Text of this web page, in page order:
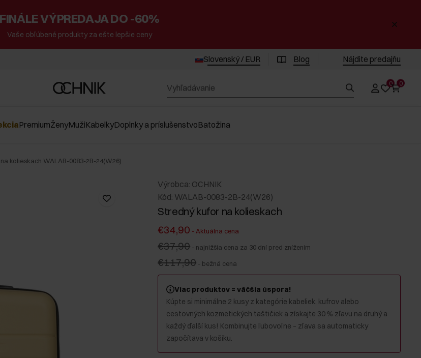
FINÁLE VÝPREDAJA DO -60%
Vaše obľúbené produkty za ešte lepšie ceny
Slovenský / EUR Blog Nájdite predajňu
0 0
PremiumŽenyMužiKabelkyDoplnky a príslušenstvoBatožina
kolieskach WALAB-0083-2B-24(W26)
Výrobca: OCHNIK
Kód: WALAB-0083-2B-24(W26)
Stredný kufor na kolieskach
€34,90 - Aktuálna cena
€37,90 - najnižšia cena za 30 dní pred znížením
€117,90 - bežná cena
Viac produktov = väčšia úspora!
Kúpte si minimálne 2 kusy z kategórie kabeliek, kufrov alebo
cestovných kozmetických taštičiek a získajte 30 % zľavu na druhý a
každý ďalší kus! Kombinujte ľubovoľne – zľava sa automaticky
započítava v košíku.